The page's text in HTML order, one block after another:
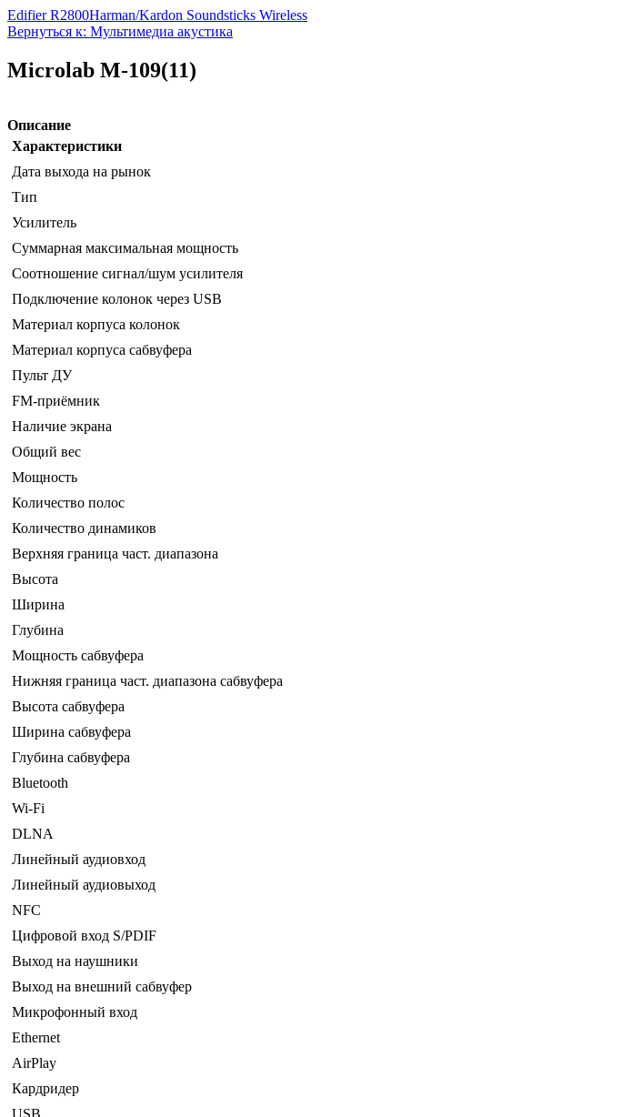
Edifier R2800Harman/Kardon Soundsticks Wireless
Вернуться к: Мультимедиа акустика
Microlab M-109(11)
Описание
Характеристики
Дата выхода на рынок
Тип
Усилитель
Суммарная максимальная мощность
Соотношение сигнал/шум усилителя
Подключение колонок через USB
Материал корпуса колонок
Материал корпуса сабвуфера
Пульт ДУ
FM-приёмник
Наличие экрана
Общий вес
Мощность
Количество полос
Количество динамиков
Верхняя граница част. диапазона
Высота
Ширина
Глубина
Мощность сабвуфера
Нижняя граница част. диапазона сабвуфера
Высота сабвуфера
Ширина сабвуфера
Глубина сабвуфера
Bluetooth
Wi-Fi
DLNA
Линейный аудиовход
Линейный аудиовыход
NFC
Цифровой вход S/PDIF
Выход на наушники
Выход на внешний сабвуфер
Микрофонный вход
Ethernet
AirPlay
Кардридер